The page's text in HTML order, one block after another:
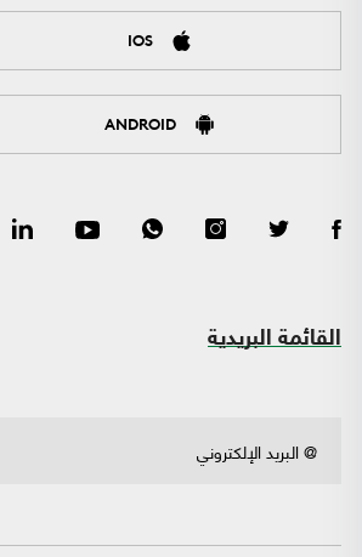
IOS
ANDROID
القائمة البريدية